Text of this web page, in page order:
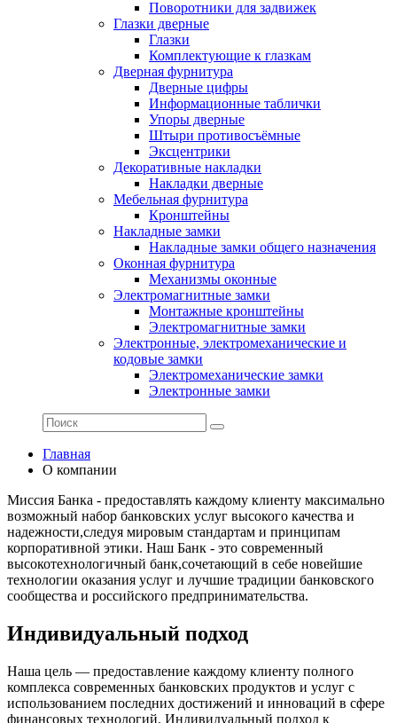
Поворотники для задвижек
Глазки дверные
Глазки
Комплектующие к глазкам
Дверная фурнитура
Дверные цифры
Информационные таблички
Упоры дверные
Штыри противосъёмные
Эксцентрики
Декоративные накладки
Накладки дверные
Мебельная фурнитура
Кронштейны
Накладные замки
Накладные замки общего назначения
Оконная фурнитура
Механизмы оконные
Электромагнитные замки
Монтажные кронштейны
Электромагнитные замки
Электронные, электромеханические и
кодовые замки
Электромеханические замки
Электронные замки
Главная
О компании
Миссия Банка - предоставлять каждому клиенту максимально
возможный набор банковских услуг высокого качества и
надежности,следуя мировым стандартам и принципам
корпоративной этики. Наш Банк - это современный
высокотехнологичный банк,сочетающий в себе новейшие
технологии оказания услуг и лучшие традиции банковского
сообщества и российского предпринимательства.
Индивидуальный подход
Наша цель — предоставление каждому клиенту полного
комплекса современных банковских продуктов и услуг с
использованием последних достижений и инноваций в сфере
финансовых технологий. Индивидуальный подход к